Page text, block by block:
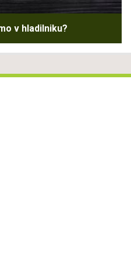
v hladilniku?